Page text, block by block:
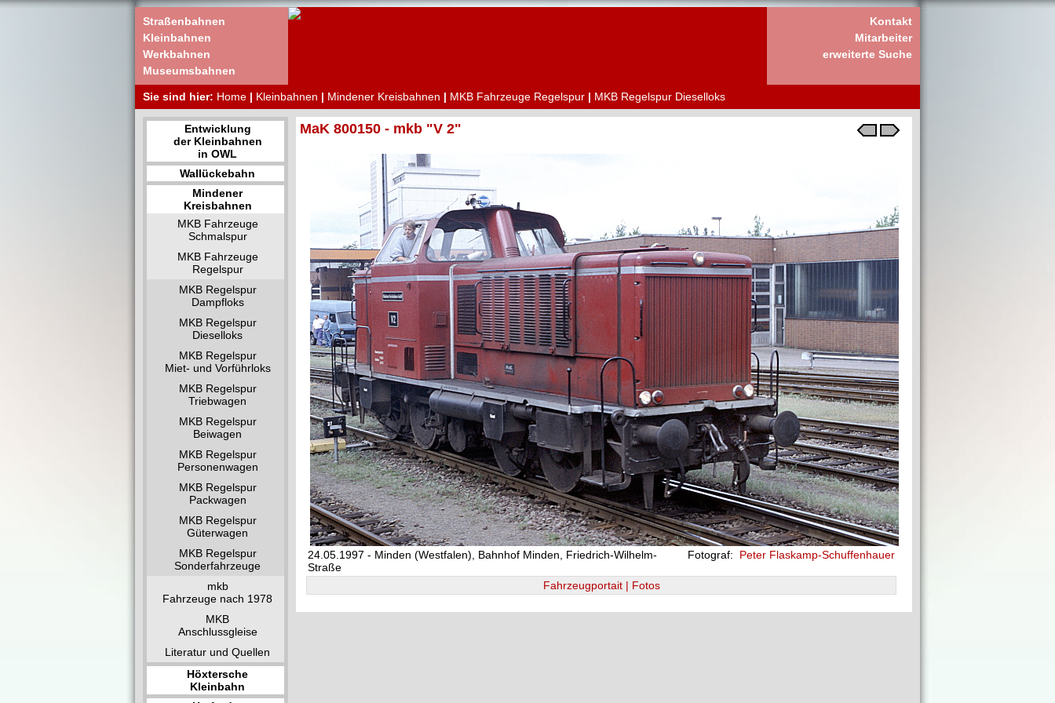
Straßenbahnen
Kleinbahnen
Werkbahnen
Museumsbahnen
Kontakt
Mitarbeiter
erweiterte Suche
Sie sind hier: Home | Kleinbahnen | Mindener Kreisbahnen | MKB Fahrzeuge Regelspur | MKB Regelspur Dieselloks
Entwicklung
der Kleinbahnen
in OWL
Wallückebahn
Mindener
Kreisbahnen
MKB Fahrzeuge
Schmalspur
MKB Fahrzeuge
Regelspur
MKB Regelspur
Dampfloks
MKB Regelspur
Dieselloks
MKB Regelspur
Miet- und Vorführloks
MKB Regelspur
Triebwagen
MKB Regelspur
Beiwagen
MKB Regelspur
Personenwagen
MKB Regelspur
Packwagen
MKB Regelspur
Güterwagen
MKB Regelspur
Sonderfahrzeuge
mkb
Fahrzeuge nach 1978
MKB
Anschlussgleise
Literatur und Quellen
Höxtersche
Kleinbahn
MaK 800150 - mkb "V 2"
24.05.1997 - Minden (Westfalen), Bahnhof Minden, Friedrich-Wilhelm-
Straße
Fotograf: Peter Flaskamp-Schuffenhauer
Fahrzeugportait | Fotos